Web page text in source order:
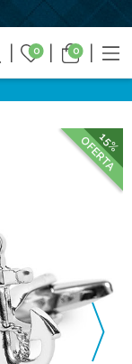
0 0
15%
OFERTA